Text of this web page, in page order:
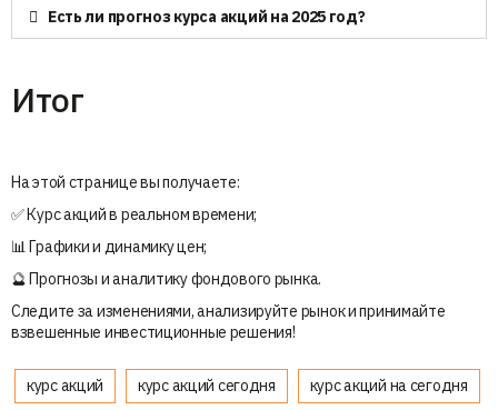
Есть ли прогноз курса акций на 2025 год?
Итог
На этой странице вы получаете:
✅ Курс акций в реальном времени;
📊 Графики и динамику цен;
🔮 Прогнозы и аналитику фондового рынка.
Следите за изменениями, анализируйте рынок и принимайте
взвешенные инвестиционные решения!
курс акций курс акций сегодня курс акций на сегодня